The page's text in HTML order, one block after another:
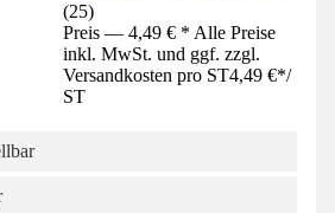
(25)
Preis — 4,49 € * Alle Preise
inkl. MwSt. und ggf. zzgl.
Versandkosten pro ST4,49 €*/
ST